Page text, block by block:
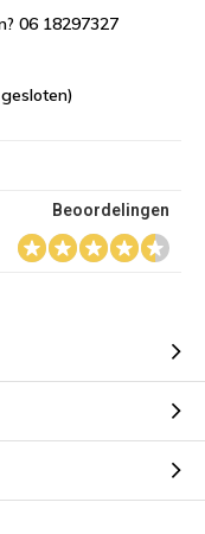
06 18297327
Beoordelingen